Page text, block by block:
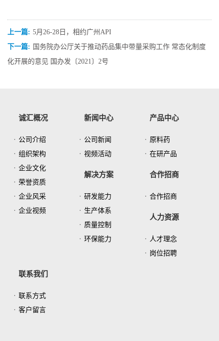
上一篇: 5月26-28日，相约广州API
下一篇: 国务院办公厅关于推动药品集中带量采购工作 常态化制度
化开展的意见 国办发〔2021〕2号
诚汇概况
公司介绍
组织架构
企业文化
荣誉资质
企业风采
企业视频
新闻中心
公司新闻
视频活动
产品中心
原料药
在研产品
解决方案
研发能力
生产体系
质量控制
环保能力
合作招商
合作招商
人力资源
人才理念
岗位招聘
联系我们
联系方式
客户留言